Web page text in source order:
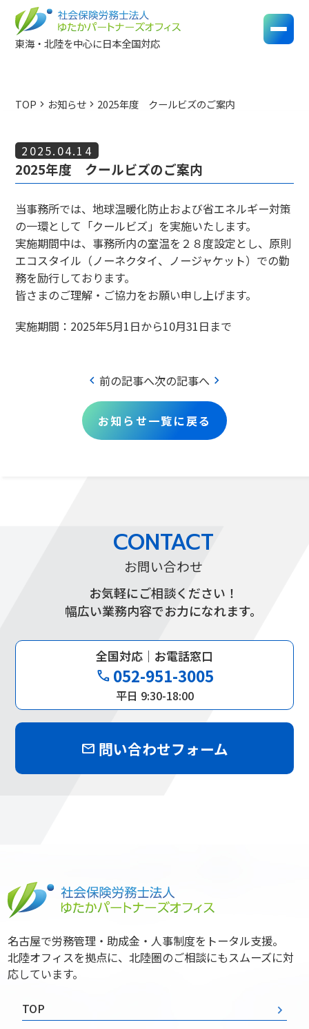
東海・北陸を中心に日本全国対応
TOP chevron_right お知らせ chevron_right 2025年度 クールビズのご案内
2025.04.14
2025年度 クールビズのご案内
当事務所では、地球温暖化防止および省エネルギー対策
の一環として「クールビズ」を実施いたします。
実施期間中は、事務所内の室温を２８度設定とし、原則
エコスタイル（ノーネクタイ、ノージャケット）での勤
務を励行しております。
皆さまのご理解・ご協力をお願い申し上げます。
実施期間：2025年5月1日から10月31日まで
chevron_left 前の記事へ次の記事へ chevron_right
お知らせ一覧に戻る
CONTACT
お問い合わせ
お気軽にご相談ください！
幅広い業務内容でお力になれます。
全国対応｜お電話窓口
phone 052-951-3005
平日 9:30-18:00
mail 問い合わせフォーム
名古屋で労務管理・助成金・人事制度をトータル支援。
北陸オフィスを拠点に、北陸圏のご相談にもスムーズに対
応しています。
TOP